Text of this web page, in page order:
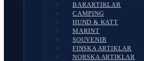
BARARTIKLAR
CAMPING
HUND & KATT
MARINT
SOUVENIR
FINSKA ARTIKLAR
NORSKA ARTIKLAR